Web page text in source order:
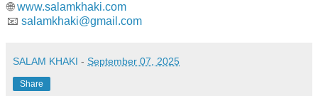
🌐www.salamkhaki.com
📧 salamkhaki@gmail.com
SALAM KHAKI - September 07, 2025
Share